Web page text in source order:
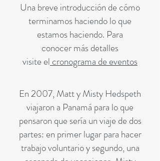
Una breve introducción de cómo
terminamos haciendo lo que
estamos haciendo. Para
conocer más detalles
visite el cronograma de eventos
En 2007, Matt y Misty Hedspeth
viajaron a Panamá para lo que
pensaron que sería un viaje de dos
partes: en primer lugar para hacer
trabajo voluntario y segundo, una